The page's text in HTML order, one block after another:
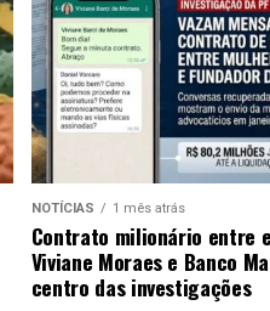
NOTÍCIAS 1 mês atrás
Contrato milionário entre
Viviane Moraes e Banco
centro das investigações